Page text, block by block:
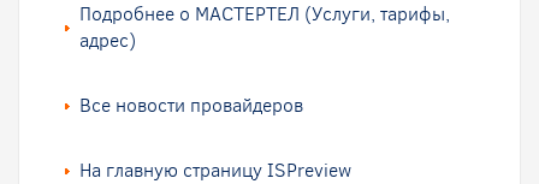
Подробнее о МАСТЕРТЕЛ (Услуги, тарифы,
адрес)
Все новости провайдеров
На главную страницу ISPreview